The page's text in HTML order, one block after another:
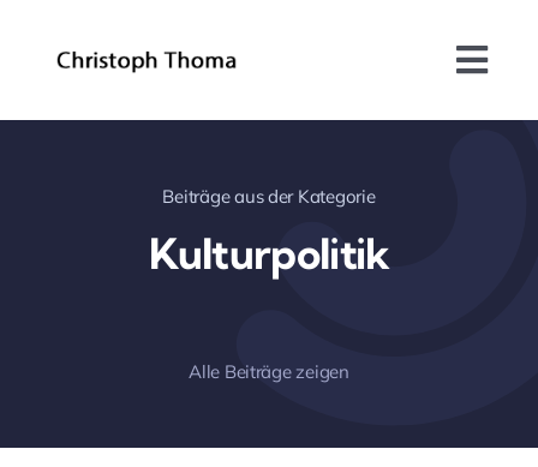
Über mich
Arbeitsschwerpunkte
Beiträge aus der Kategorie
Kulturpolitik
Alle Beiträge zeigen